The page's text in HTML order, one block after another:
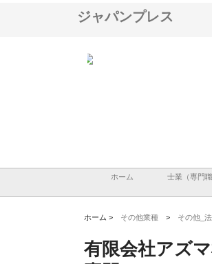
ジャパンプレス
ホーム 士業（専門職
ホーム > その他業種 > その他_
有限会社アズ